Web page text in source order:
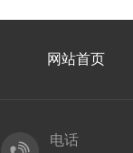
网站首页
电话